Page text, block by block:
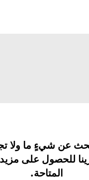
عن شيءٍ ما ولا
للحصول على
المتاحة.